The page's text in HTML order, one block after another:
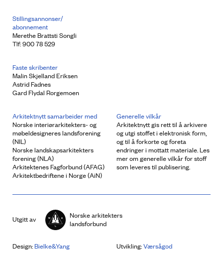
Stillingsannonser/
abonnement
Merethe Brattsti Songli
Tlf: 900 78 529
Faste skribenter
Malin Skjelland Eriksen
Astrid Fadnes
Gard Flydal Rorgemoen
Arkitektnytt samarbeider med
Norske interiørarkitekters- og
møbeldesigneres landsforening
(NIL)
Norske landskapsarkitekters
forening (NLA)
Arkitektenes Fagforbund (AFAG)
Arkitektbedriftene i Norge (AiN)
Generelle vilkår
Arkitektnytt gis rett til å arkivere
og utgi stoffet i elektronisk form,
og til å forkorte og foreta
endringer i mottatt materiale. Les
mer om generelle vilkår for stoff
som leveres til publisering.
Utgitt av
Norske arkitekters
landsforbund
Design:Bielke&Yang Utvikling:Værsågod